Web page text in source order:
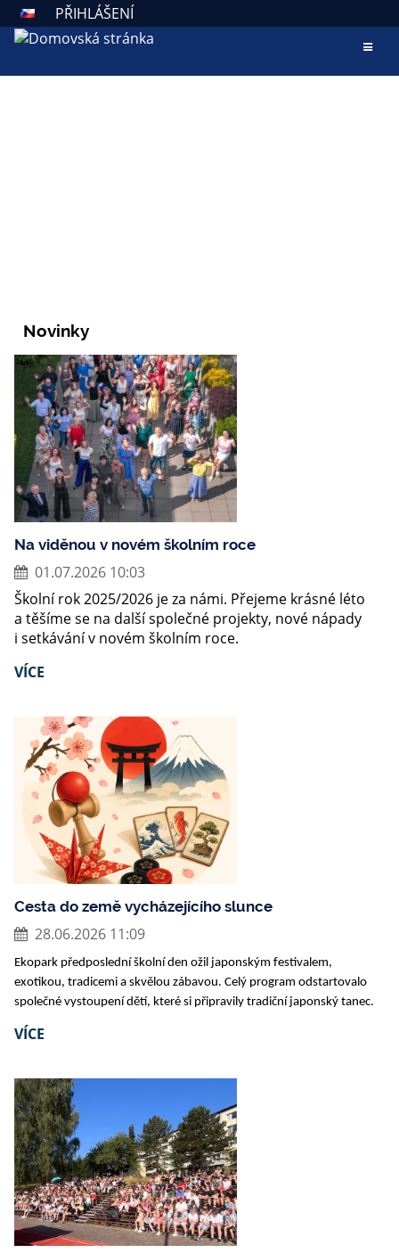
PŘIHLÁŠENÍ
Novinky
Na viděnou v novém školním roce
01.07.2026 10:03
Školní rok 2025/2026 je za námi. Přejeme krásné léto
a těšíme se na další společné projekty, nové nápady
i setkávání v novém školním roce.
VÍCE
Cesta do země vycházejícího slunce
28.06.2026 11:09
Ekopark předposlední školní den ožil japonským festivalem,
exotikou, tradicemi a skvělou zábavou. Celý program odstartovalo
společné vystoupení dětí, které si připravily tradiční japonský tanec.
VÍCE